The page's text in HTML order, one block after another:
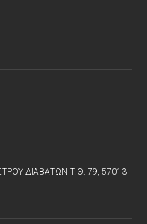
ΔΙΑΒΑΤΩΝ Τ.Θ. 79, 57013